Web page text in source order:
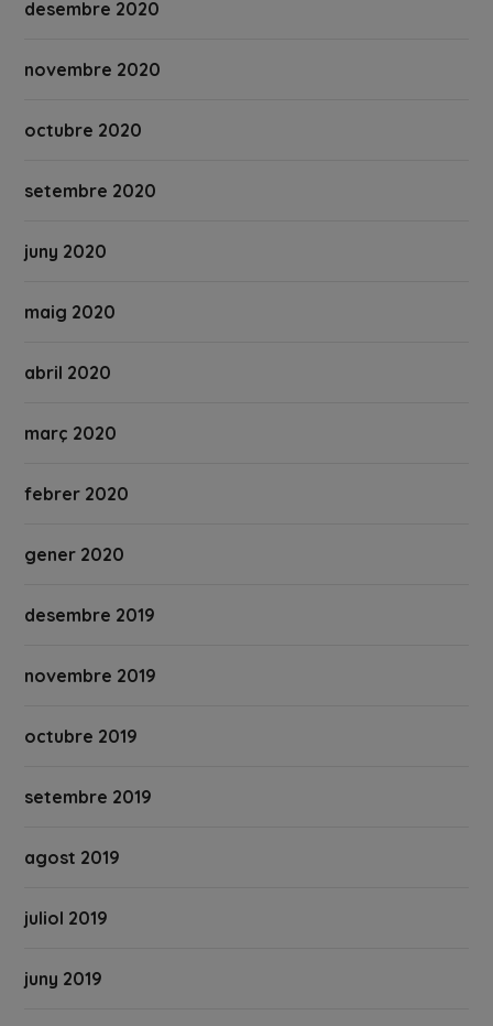
desembre 2020
novembre 2020
octubre 2020
setembre 2020
juny 2020
maig 2020
abril 2020
març 2020
febrer 2020
gener 2020
desembre 2019
novembre 2019
octubre 2019
setembre 2019
agost 2019
juliol 2019
juny 2019